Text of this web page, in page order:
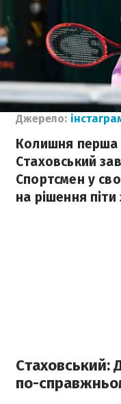
Джерело:
Колишня перша
Стаховський
Спортсмен у
на рішення піти
Стаховський:
по-